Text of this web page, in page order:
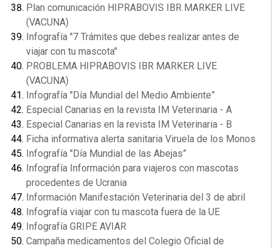
Plan comunicación HIPRABOVIS IBR MARKER LIVE
(VACUNA)
Infografía "7 Trámites que debes realizar antes de
viajar con tu mascota"
PROBLEMA HIPRABOVIS IBR MARKER LIVE
(VACUNA)
Infografía "Día Mundial del Medio Ambiente”
Especial Canarias en la revista IM Veterinaria - A
Especial Canarias en la revista IM Veterinaria - B
Ficha informativa alerta sanitaria Viruela de los Monos
Infografía "Día Mundial de las Abejas”
Infografía Información para viajeros con mascotas
procedentes de Ucrania
Información Manifestación Veterinaria del 3 de abril
Infografía viajar con tu mascota fuera de la UE
Infografía GRIPE AVIAR
Campaña medicamentos del Colegio Oficial de